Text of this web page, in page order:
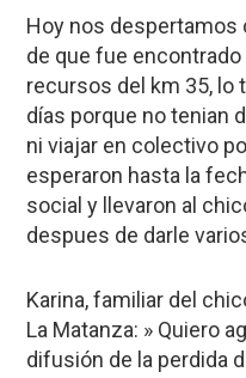
Hoy nos despertamos
de que fue
recursos del km 35, lo
días porque no tenian
ni viajar en colectivo
esperaron hasta la
social y llevaron al
despues de darle
Karina, familiar del
La Matanza: » Quiero
difusión de la perdida